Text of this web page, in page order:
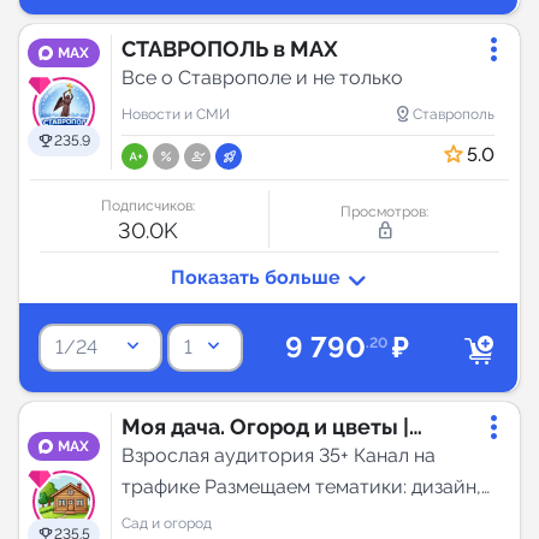
MAX
235.9
СТАВРОПОЛЬ в МАХ
Все о Ставрополе и не только
Новости и СМИ distance Ставрополь
5.0
Подписчиков:
30.0K
Просмотров:
lock_outline
1/24 keyboard_arrow_down 1 keyboard_arrow_down 9 790.20 ₽
MAX
235.5
Моя дача. Огород и цветы |
Дизайн и ремонт
Взрослая аудитория 35+ Канал на
трафике Размещаем тематики: дизайн,
дача, строительство, ремонт,
Сад и огород